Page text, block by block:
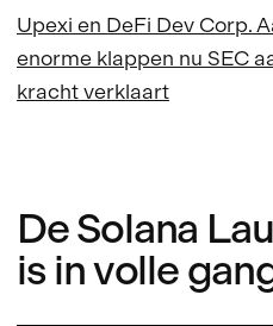
Upexi en DeFi Dev Corp.
enorme klappen nu SEC
kracht verklaart
De Solana
is in volle